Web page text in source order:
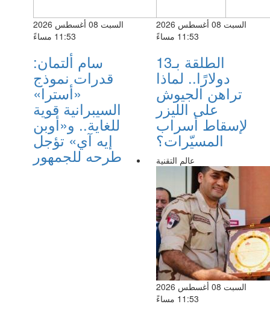
السبت 08 أغسطس 2026
11:53 مساءً
سام ألتمان:
قدرات نموذج
«أسترا»
السيبرانية قوية
للغاية.. و«أوبن
إيه آي» تؤجل
طرحه للجمهور
السبت 08 أغسطس 2026
11:53 مساءً
الطلقة بـ13
دولارًا.. لماذا
تراهن الجيوش
على الليزر
لإسقاط أسراب
المسيّرات؟
عالم التقنية
السبت 08 أغسطس 2026
11:53 مساءً